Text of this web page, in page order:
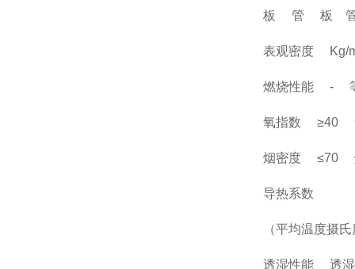
板 管 板
表观密度
燃烧性能 -
氧指数 ≥40
烟密度 ≤70
导热系数
（平均温度
透湿性能 透湿